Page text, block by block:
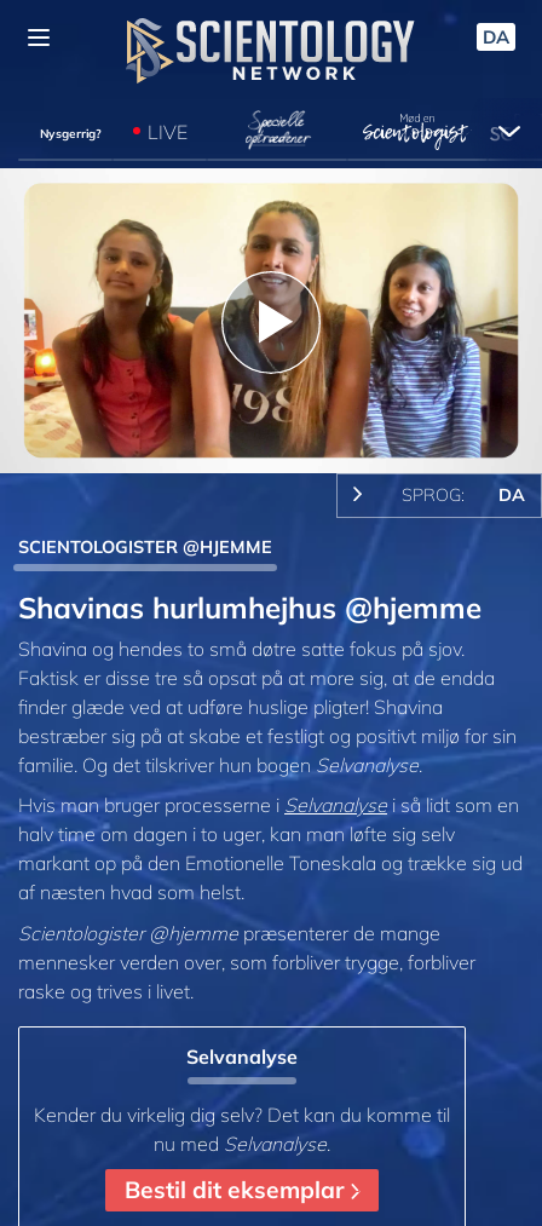
DA
Nysgerrig? LIVE
Play
Video
SPROG: DA
SCIENTOLOGISTER @HJEMME
Shavinas hurlumhejhus @hjemme
Shavina og hendes to små døtre satte fokus på sjov.
Faktisk er disse tre så opsat på at more sig, at de endda
finder glæde ved at udføre huslige pligter! Shavina
bestræber sig på at skabe et festligt og positivt miljø for sin
familie. Og det tilskriver hun bogen Selvanalyse.
Hvis man bruger processerne i Selvanalysei så lidt som en
halv time om dagen i to uger, kan man løfte sig selv
markant op på den Emotionelle Toneskala og trække sig ud
af næsten hvad som helst.
Scientologister @hjemmepræsenterer de mange
mennesker verden over, som forbliver trygge, forbliver
raske og trives i livet.
Selvanalyse
Kender du virkelig dig selv? Det kan du komme til
nu med Selvanalyse.
Bestil dit eksemplar